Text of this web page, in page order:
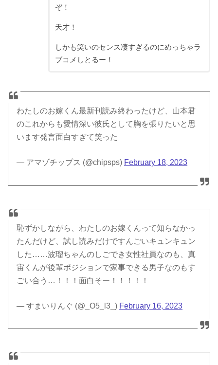
ぞ！
天才！
しかも笑いのセンス凄すぎるのにめっちゃラ
ブコメしとるー！
わたしのお嫁くん最新刊読み終わったけど、山本君
のこれからも愛情深い彼氏として胸を張りたいと思
います発言面白すぎて笑った
— アマゾチップス (@chipsps) February 18, 2023
恥ずかしながら、わたしのお嫁くんって知らなかっ
たんだけど、試し読みだけですんごいキュンキュン
した……波瑠ちゃんのしごでき女性社員なのも、真
宙くんが後輩ポジションで家事できる男子なのもす
ごい合う…！！！面白そー！！！！！
— すまいりんぐ (@_O5_l3_) February 16, 2023